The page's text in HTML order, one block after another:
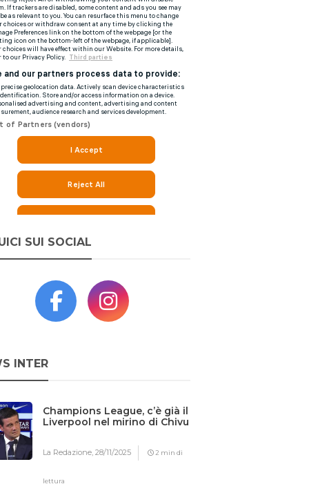
SUI SOCIAL
INTER
Champions League, c’è già il
Liverpool nel mirino di Chivu
La Redazione,28/11/2025 2 min di
lettura